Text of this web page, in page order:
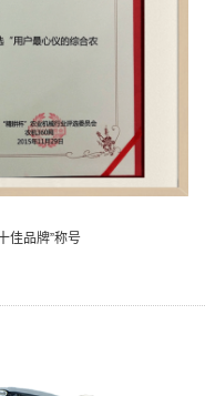
佳品牌”称号